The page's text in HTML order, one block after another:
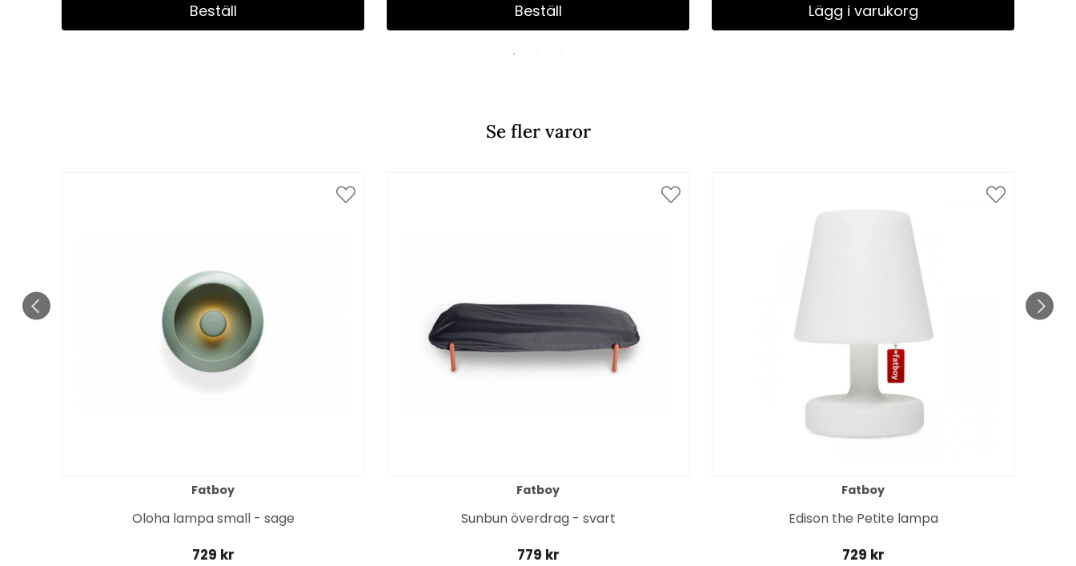
Beställ Beställ Lägg i varukorg
Se fler varor
Fatboy
Oloha lampa small - sage
729 kr
Fatboy
Sunbun överdrag - svart
779 kr
Fatboy
Edison the Petite lampa
729 kr